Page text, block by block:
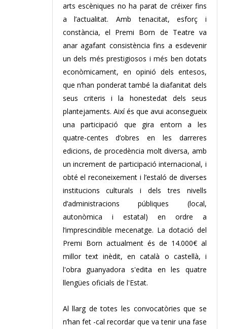
arts escèniques no ha parat de créixer fins
a l’actualitat. Amb tenacitat, esforç i
constància, el Premi Born de Teatre va
anar agafant consistència fins a esdevenir
un dels més prestigiosos i més ben dotats
econòmicament, en opinió dels entesos,
que n’han ponderat també la diafanitat dels
seus criteris i la honestedat dels seus
plantejaments. Així és que avui aconsegueix
una participació que gira entorn a les
quatre-centes d’obres en les darreres
edicions, de procedència molt diversa, amb
un increment de participació internacional, i
obté el reconeixement i l’estaló de diverses
institucions culturals i dels tres nivells
d’administracions públiques (local,
autonòmica i estatal) en ordre a
l’imprescindible mecenatge. La dotació del
Premi Born actualment és de 14.000€ al
millor text inèdit, en català o castellà, i
l'obra guanyadora s'edita en les quatre
llengües oficials de l'Estat.
Al llarg de totes les convocatòries que se
n’han fet -cal recordar que va tenir una fase